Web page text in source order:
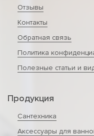
Отзывы
Контакты
Обратная связь
Политика
Полезные статьи и
Продукция
Сантехника
Аксессуары для